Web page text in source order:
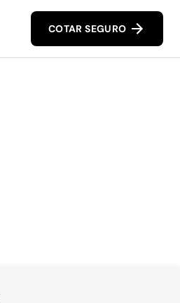
COTAR SEGURO